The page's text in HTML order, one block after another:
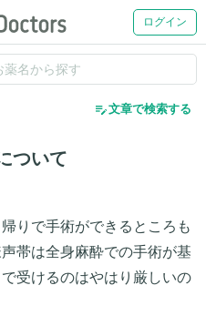
ログイン
edit_note文章で検索する
ついて
りで手術ができるところも
帯は全身麻酔での手術が基
受けるのはやはり厳しいの